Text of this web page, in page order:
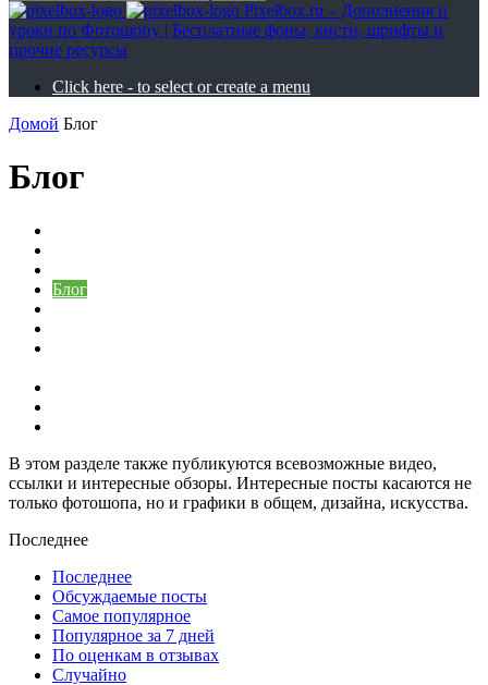
Pixelbox.ru – Дополнения и
уроки по Фотошопу | Бесплатные фоны, кисти, шрифты и
прочие ресурсы
Click here - to select or create a menu
Домой Блог
Блог
Блог
В этом разделе также публикуются всевозможные видео,
ссылки и интересные обзоры. Интересные посты касаются не
только фотошопа, но и графики в общем, дизайна, искусства.
Последнее
Последнее
Обсуждаемые посты
Самое популярное
Популярное за 7 дней
По оценкам в отзывах
Случайно